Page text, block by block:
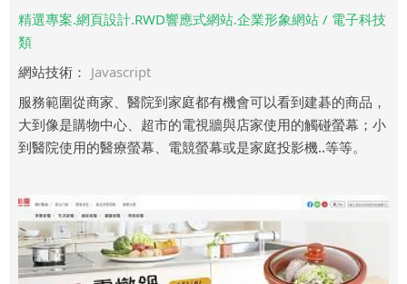
精選專案.網頁設計.RWD響應式網站.企業形象網站 / 電子科技
類
網站技術： Javascript
服務範圍從商家、醫院到家庭都有機會可以看到建碁的商品，
大到像是購物中心、超市的電視牆與店家使用的觸碰螢幕；小
到醫院使用的醫療螢幕、電競螢幕或是家庭投影機..等等。